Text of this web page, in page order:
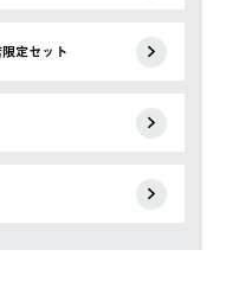
定セット